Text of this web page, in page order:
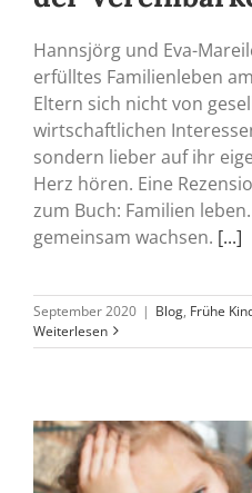
Hannsjörg und Eva-
erfülltes Familienleben
Eltern sich nicht von
wirtschaftlichen
sondern lieber auf ihr
Herz hören. Eine
zum Buch: Familien
gemeinsam wachsen. [...]
September 2020 | Blog, Frühe
Weiterlesen